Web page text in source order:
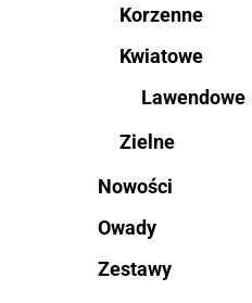
Korzenne
Kwiatowe
Lawendowe
Zielne
Nowości
Owady
Zestawy